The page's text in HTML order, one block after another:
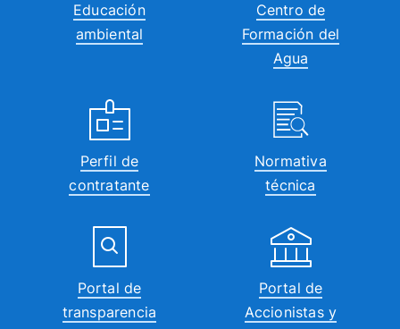
Educación
ambiental
Centro de
Formación del
Agua
Perfil de
contratante
Normativa
técnica
Portal de
transparencia
Portal de
Accionistas y